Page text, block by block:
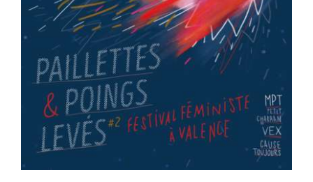
#PRESSE
#ARCHIVES